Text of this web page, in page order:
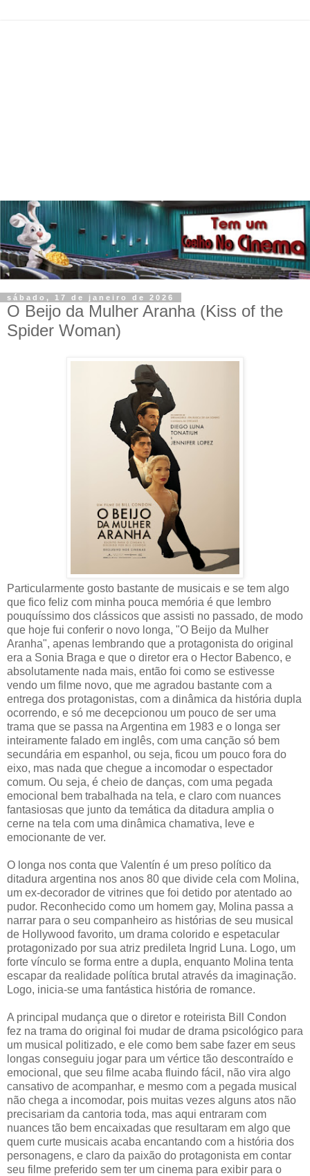
sábado, 17 de janeiro de 2026
O Beijo da Mulher Aranha (Kiss of the
Spider Woman)
Particularmente gosto bastante de musicais e se tem algo
que fico feliz com minha pouca memória é que lembro
pouquíssimo dos clássicos que assisti no passado, de modo
que hoje fui conferir o novo longa, "O Beijo da Mulher
Aranha", apenas lembrando que a protagonista do original
era a Sonia Braga e que o diretor era o Hector Babenco, e
absolutamente nada mais, então foi como se estivesse
vendo um filme novo, que me agradou bastante com a
entrega dos protagonistas, com a dinâmica da história dupla
ocorrendo, e só me decepcionou um pouco de ser uma
trama que se passa na Argentina em 1983 e o longa ser
inteiramente falado em inglês, com uma canção só bem
secundária em espanhol, ou seja, ficou um pouco fora do
eixo, mas nada que chegue a incomodar o espectador
comum. Ou seja, é cheio de danças, com uma pegada
emocional bem trabalhada na tela, e claro com nuances
fantasiosas que junto da temática da ditadura amplia o
cerne na tela com uma dinâmica chamativa, leve e
emocionante de ver.
O longa nos conta que Valentín é um preso político da
ditadura argentina nos anos 80 que divide cela com Molina,
um ex-decorador de vitrines que foi detido por atentado ao
pudor. Reconhecido como um homem gay, Molina passa a
narrar para o seu companheiro as histórias de seu musical
de Hollywood favorito, um drama colorido e espetacular
protagonizado por sua atriz predileta Ingrid Luna. Logo, um
forte vínculo se forma entre a dupla, enquanto Molina tenta
escapar da realidade política brutal através da imaginação.
Logo, inicia-se uma fantástica história de romance.
A principal mudança que o diretor e roteirista Bill Condon
fez na trama do original foi mudar de drama psicológico para
um musical politizado, e ele como bem sabe fazer em seus
longas conseguiu jogar para um vértice tão descontraído e
emocional, que seu filme acaba fluindo fácil, não vira algo
cansativo de acompanhar, e mesmo com a pegada musical
não chega a incomodar, pois muitas vezes alguns atos não
precisariam da cantoria toda, mas aqui entraram com
nuances tão bem encaixadas que resultaram em algo que
quem curte musicais acaba encantando com a história dos
personagens, e claro da paixão do protagonista em contar
seu filme preferido sem ter um cinema para exibir para o